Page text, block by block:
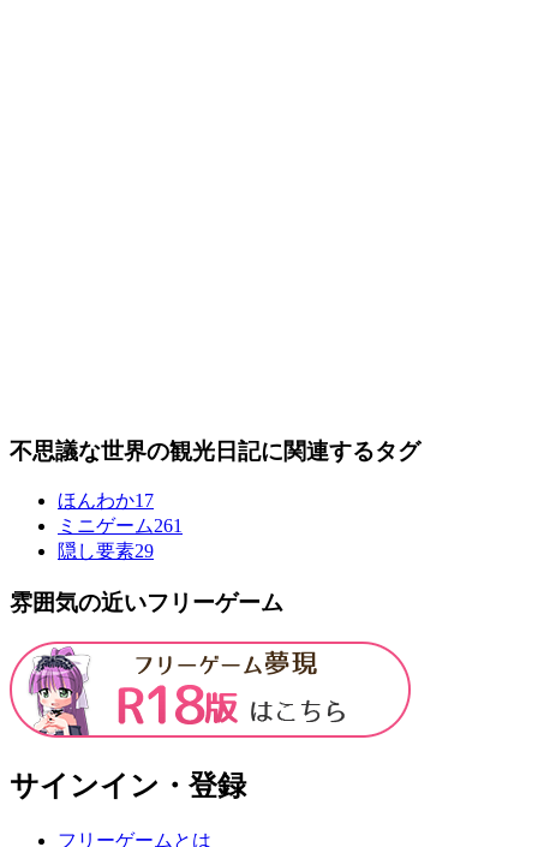
不思議な世界の観光日記に関連するタグ
ほんわか17
ミニゲーム261
隠し要素29
雰囲気の近いフリーゲーム
サインイン・登録
フリーゲームとは